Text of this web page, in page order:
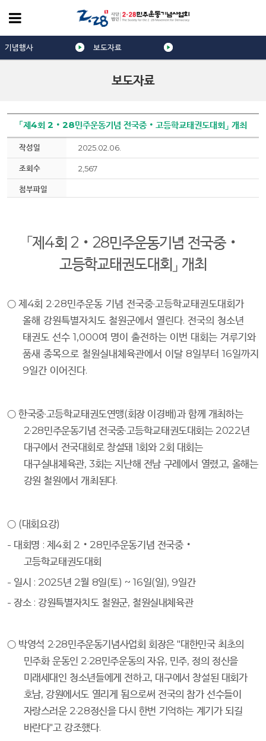
보도자료
기념행사 보도자료
「제4회 2‧28민주운동기념 전국중‧고등학교태권도대회」 개최
작성일 2025.02.06.
조회수 2,567
첨부파일
「제4회 2‧ 28민주운동기념 전국중‧
고등학교태권도대회 」 개최
○제4회 2·28민주운동 기념 전국중·고등학교태권도대회가
올해 강원특별자치도 철원군에서 열린다. 전국의 청소년
태권도 선수 1,000여 명이 출전하는 이번 대회는 겨루기와
품새 종목으로 철원실내체육관에서 이달 8일부터 16일까지
9일간 이어진다.
○한국중·고등학교태권도연맹(회장 이경배)과 함께 개최하는
2·28민주운동기념 전국중·고등학교태권도대회는 2022년
대구에서 전국대회로 창설돼 1회와 2회 대회는
대구실내체육관, 3회는 지난해 전남 구례에서 열렸고, 올해는
강원 철원에서 개최된다.
○ (대회요강)
- 대회명 : 제4회 2 ‧ 28민주운동기념 전국중‧
고등학교태권도대회
- 일시 : 2025년 2월 8일(토) ~ 16일(일), 9일간
-장소 : 강원특별자치도 철원군, 철원실내체육관
○ 박영석 2·28민주운동기념사업회 회장은"대한민국 최초의
민주화 운동인 2·28민주운동의 자유, 민주,정의 정신을
미래세대인 청소년들에게 전하고, 대구에서 창설된 대회가
호남, 강원에서도 열리게 됨으로써 전국의 참가 선수들이
자랑스러운 2·28정신을 다시 한번 기억하는 계기가 되길
바란다"고 강조했다.